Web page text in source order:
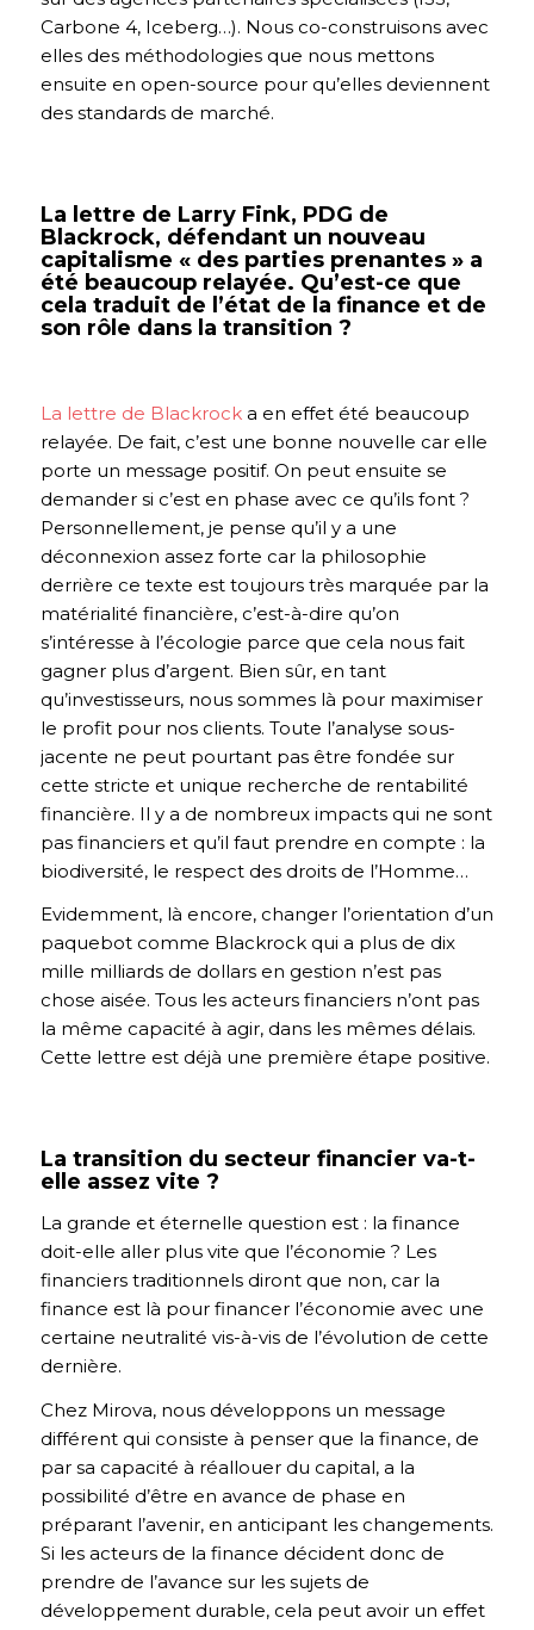
Carbone 4, Iceberg…). Nous co-construisons avec
elles des méthodologies que nous mettons
ensuite en open-source pour qu’elles deviennent
des standards de marché.
La lettre de Larry Fink, PDG de
Blackrock, défendant un nouveau
capitalisme « des parties prenantes » a
été beaucoup relayée. Qu’est-ce que
cela traduit de l’état de la finance et de
son rôle dans la transition ?
La lettre de Blackrocka en effet été beaucoup
relayée. De fait, c’est une bonne nouvelle car elle
porte un message positif. On peut ensuite se
demander si c’est en phase avec ce qu’ils font ?
Personnellement, je pense qu’il y a une
déconnexion assez forte car la philosophie
derrière ce texte est toujours très marquée par la
matérialité financière, c’est-à-dire qu’on
s’intéresse à l’écologie parce que cela nous fait
gagner plus d’argent. Bien sûr, en tant
qu’investisseurs, nous sommes là pour maximiser
le profit pour nos clients. Toute l’analyse sous-
jacente ne peut pourtant pas être fondée sur
cette stricte et unique recherche de rentabilité
financière. Il y a de nombreux impacts qui ne sont
pas financiers et qu’il faut prendre en compte : la
biodiversité, le respect des droits de l’Homme…
Evidemment, là encore, changer l’orientation d’un
paquebot comme Blackrock qui a plus de dix
mille milliards de dollars en gestion n’est pas
chose aisée. Tous les acteurs financiers n’ont pas
la même capacité à agir, dans les mêmes délais.
Cette lettre est déjà une première étape positive.
La transition du secteur financier va-t-
elle assez vite ?
La grande et éternelle question est : la finance
doit-elle aller plus vite que l’économie ? Les
financiers traditionnels diront que non, car la
finance est là pour financer l’économie avec une
certaine neutralité vis-à-vis de l’évolution de cette
dernière.
Chez Mirova, nous développons un message
différent qui consiste à penser que la finance, de
par sa capacité à réallouer du capital, a la
possibilité d’être en avance de phase en
préparant l’avenir, en anticipant les changements.
Si les acteurs de la finance décident donc de
prendre de l’avance sur les sujets de
développement durable, cela peut avoir un effet